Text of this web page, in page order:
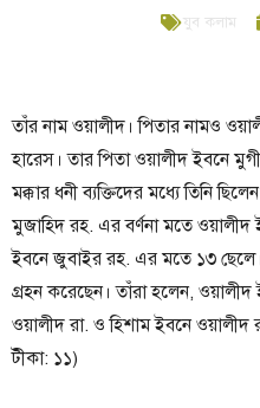
যুব কলাম
তাঁর নাম ওয়ালীদ। পিতার নামও
হারেস। তার পিতা ওয়ালীদ ইবনে
মক্কার ধনী ব্যক্তিদের মধ্যে তিনি
মুজাহিদ রহ. এর বর্ণনা মতে
ইবনে জুবাইর রহ. এর মতে ১৩
গ্রহন করেছেন। তাঁরা হলেন,
ওয়ালীদ রা. ও হিশাম ইবনে
টীকা: ১১)